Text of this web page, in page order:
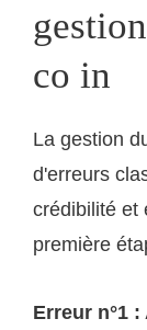
co in
La gestion
d'erreurs
crédibilité et
première
Erreur n°1